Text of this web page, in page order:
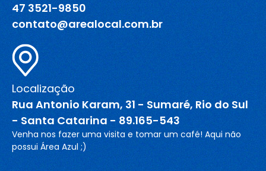
47 3521-9850
contato@arealocal.com.br
Localização
Rua Antonio Karam, 31 - Sumaré, Rio do Sul
- Santa Catarina - 89.165-543
Venha nos fazer uma visita e tomar um café! Aqui não
possui Área Azul ;)